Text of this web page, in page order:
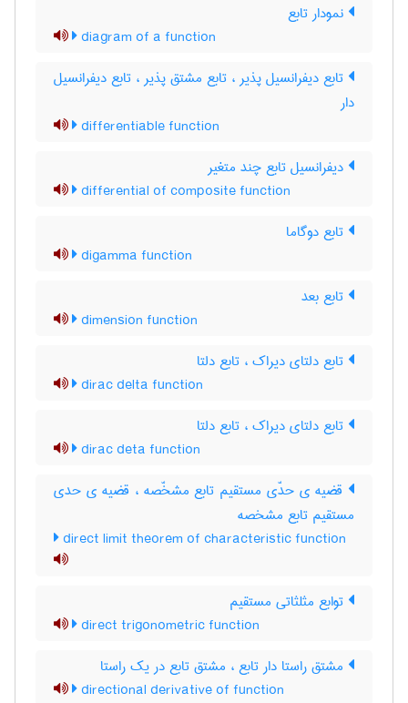
نمودار تابع
diagram of a function
تابع دیفرانسیل پذیر ، تابع مشتق پذیر ، تابع دیفرانسیل
دار
differentiable function
دیفرانسیل تابع چند متغیر
differential of composite function
تابع دوگاما
digamma function
تابع بعد
dimension function
تابع دلتای دیراک ، تابع دلتا
dirac delta function
تابع دلتای دیراک ، تابع دلتا
dirac deta function
قضیه ی حدّی مستقیم تابع مشخّصه ، قضیه ی حدی
مستقیم تابع مشخصه
direct limit theorem of characteristic function
توابع مثلثاتی مستقیم
direct trigonometric function
مشتق راستا دار تابع ، مشتق تابع در یک راستا
directional derivative of function